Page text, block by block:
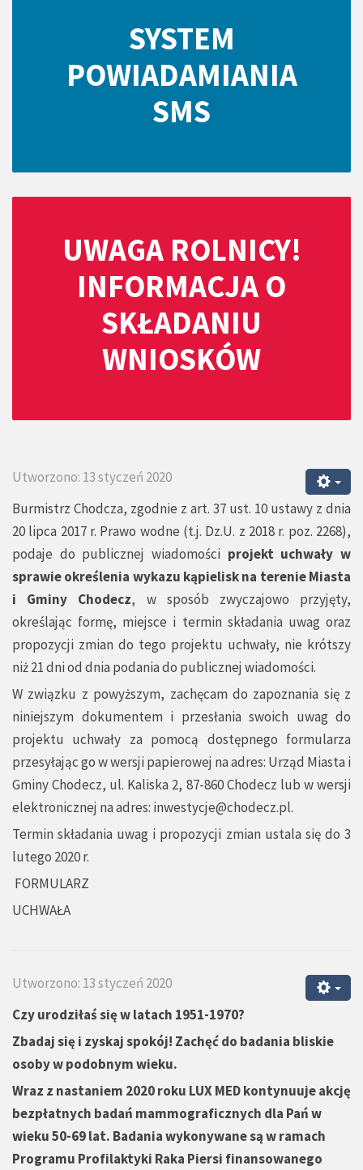
SYSTEM
POWIADAMIANIA
SMS
UWAGA ROLNICY!
INFORMACJA O
SKŁADANIU
WNIOSKÓW
Utworzono: 13 styczeń 2020
Burmistrz Chodcza, zgodnie z art. 37 ust. 10 ustawy z dnia
20 lipca 2017 r. Prawo wodne (t.j. Dz.U. z 2018 r. poz. 2268),
podaje do publicznej wiadomości projekt uchwały w
sprawie określenia wykazu kąpielisk na terenie Miasta
i Gminy Chodecz, w sposób zwyczajowo przyjęty,
określając formę, miejsce i termin składania uwag oraz
propozycji zmian do tego projektu uchwały, nie krótszy
niż 21 dni od dnia podania do publicznej wiadomości.
W związku z powyższym, zachęcam do zapoznania się z
niniejszym dokumentem i przesłania swoich uwag do
projektu uchwały za pomocą dostępnego formularza
przesyłając go w wersji papierowej na adres: Urząd Miasta i
Gminy Chodecz, ul. Kaliska 2, 87-860 Chodecz lub w wersji
elektronicznej na adres: inwestycje@chodecz.pl.
Termin składania uwag i propozycji zmian ustala się do 3
lutego 2020 r.
FORMULARZ
UCHWAŁA
Utworzono: 13 styczeń 2020
Czy urodziłaś się w latach 1951-1970?
Zbadaj się i zyskaj spokój! Zachęć do badania bliskie
osoby w podobnym wieku.
Wraz z nastaniem 2020 roku LUX MED kontynuuje akcję
bezpłatnych badań mammograficznych dla Pań w
wieku 50-69 lat. Badania wykonywane są w ramach
Programu Profilaktyki Raka Piersi finansowanego